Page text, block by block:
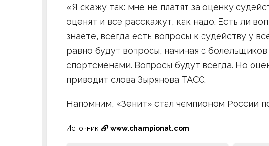
«Я скажу так: мне не платят за оценку
оценят и все расскажут, как надо. Есть ли
знаете, всегда есть вопросы к судейству у
равно будут вопросы, начиная с
спортсменами. Вопросы будут всегда. Но
приводит слова Зырянова ТАСС.
Напомним, «Зенит» стал чемпионом России
Источник: www.championat.com